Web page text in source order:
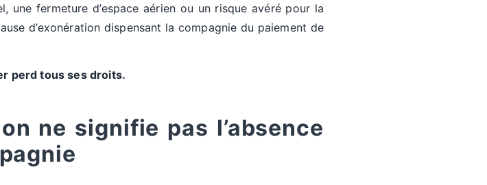
une fermeture d’espace aérien ou un risque avéré pour la
d’exonération dispensant la compagnie du paiement de
perd tous ses droits.
ne signifie pas l’absence